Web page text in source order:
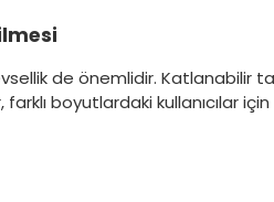
de önemlidir. Katlanabilir
boyutlardaki kullanıcılar